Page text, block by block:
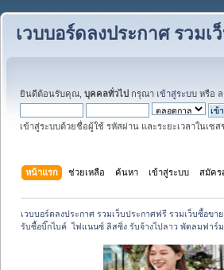
เวบบอร์ดลงประกาศ รวม
ยินดีต้อนรับคุณ, บุคคลทั่วไป กรุณา เข้าสู่ระบบ หรือ
เข้าสู่ระบบด้วยชื่อผู้ใช้ รหัสผ่าน และระยะเวลาในเซ
หน้าแรก ช่วยเหลือ ค้นหา เข้าสู่ระบบ สมัคร
เวบบอร์ดลงประกาศ รวมเว็บประกาศฟรี รวมเว็บซื้อขา
รับซื้อบิ๊กไบค์  ไฟแนนซ์ ลิสซิ่ง รับจ้างไปลาว พัดลมฟาร์